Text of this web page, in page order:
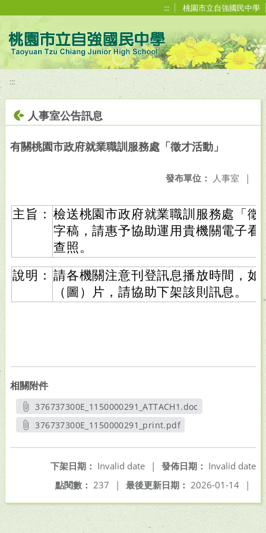
::: 桃園市立自強國民中學
:::
人事室公告訊息
有關桃園市政府就業職訓服務處「徵才活動」
發布單位： 人事室 |
主旨： 檢送桃園市政府就業職訓服務處「
字稿，請惠予協助運用貴機關電子
查照。
說明： 請各機關注意刊登訊息播放時間，如
（圖）片，請協助下架該則訊息。
相關附件
376737300E_1150000291_ATTACH1.doc
另開新視窗
376737300E_1150000291_print.pdf
發佈日期： Invalid date
下架日期： Invalid date
|
最後更新日期： 2026-01-14 |
點閱數： 237 |